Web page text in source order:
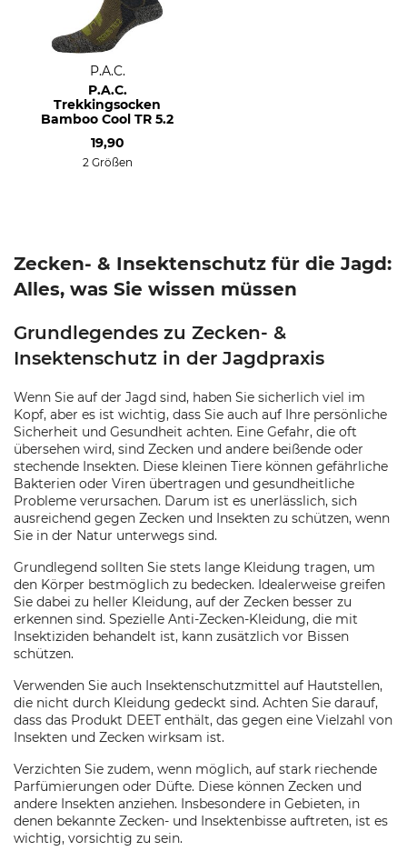
P.A.C.
P.A.C.
Trekkingsocken
Bamboo Cool TR 5.2
19,90
2 Größen
Zecken- & Insektenschutz für die Jagd:
Alles, was Sie wissen müssen
Grundlegendes zu Zecken- &
Insektenschutz in der Jagdpraxis
Wenn Sie auf der Jagd sind, haben Sie sicherlich viel im
Kopf, aber es ist wichtig, dass Sie auch auf Ihre persönliche
Sicherheit und Gesundheit achten. Eine Gefahr, die oft
übersehen wird, sind Zecken und andere beißende oder
stechende Insekten. Diese kleinen Tiere können gefährliche
Bakterien oder Viren übertragen und gesundheitliche
Probleme verursachen. Darum ist es unerlässlich, sich
ausreichend gegen Zecken und Insekten zu schützen, wenn
Sie in der Natur unterwegs sind.
Grundlegend sollten Sie stets lange Kleidung tragen, um
den Körper bestmöglich zu bedecken. Idealerweise greifen
Sie dabei zu heller Kleidung, auf der Zecken besser zu
erkennen sind. Spezielle Anti-Zecken-Kleidung, die mit
Insektiziden behandelt ist, kann zusätzlich vor Bissen
schützen.
Verwenden Sie auch Insektenschutzmittel auf Hautstellen,
die nicht durch Kleidung gedeckt sind. Achten Sie darauf,
dass das Produkt DEET enthält, das gegen eine Vielzahl von
Insekten und Zecken wirksam ist.
Verzichten Sie zudem, wenn möglich, auf stark riechende
Parfümierungen oder Düfte. Diese können Zecken und
andere Insekten anziehen. Insbesondere in Gebieten, in
denen bekannte Zecken- und Insektenbisse auftreten, ist es
wichtig, vorsichtig zu sein.